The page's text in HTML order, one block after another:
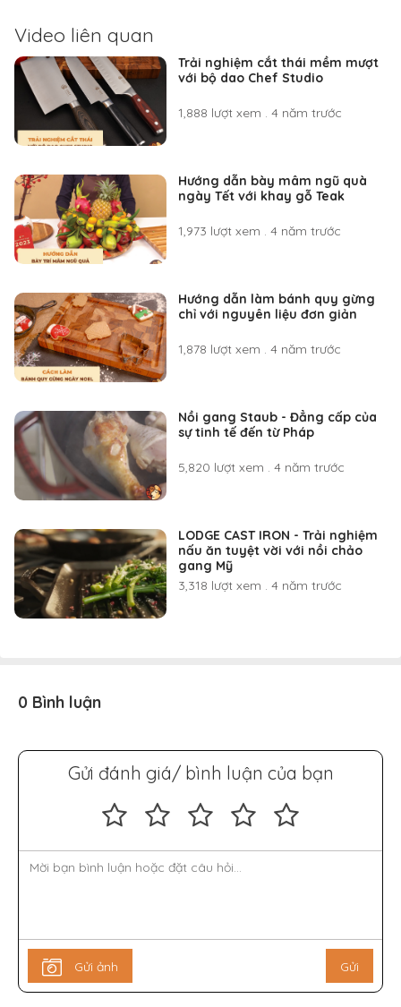
Video liên quan
Trải nghiệm cắt thái mềm mượt
với bộ dao Chef Studio
1,888 lượt xem . 4 năm trước
Hướng dẫn bày mâm ngũ quà
ngày Tết với khay gỗ Teak
1,973 lượt xem . 4 năm trước
Hướng dẫn làm bánh quy gừng
chỉ với nguyên liệu đơn giản
1,878 lượt xem . 4 năm trước
Nồi gang Staub - Đẳng cấp của
sự tinh tế đến từ Pháp
5,820 lượt xem . 4 năm trước
LODGE CAST IRON - Trải nghiệm
nấu ăn tuyệt vời với nồi chảo
gang Mỹ
3,318 lượt xem . 4 năm trước
0 Bình luận
Gửi đánh giá/ bình luận của bạn
Gửi ảnh Gửi